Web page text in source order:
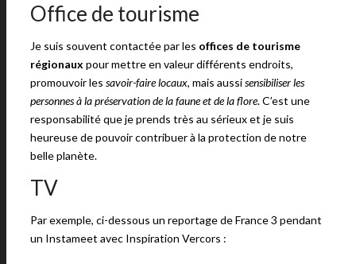
Office de tourisme
Je suis souvent contactée par les offices de tourisme
régionauxpour mettre en valeur différents endroits,
promouvoir les savoir-faire locaux, mais aussisensibiliser les
personnes à la préservation de la faune et de la flore. C’est une
responsabilité que je prends très au sérieux et je suis
heureuse de pouvoir contribuer à la protection de notre
belle planète.
TV
Par exemple, ci-dessous un reportage de France 3 pendant
un Instameet avec Inspiration Vercors :